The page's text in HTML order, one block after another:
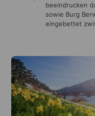
beeindrucken
sowie Burg
eingebettet